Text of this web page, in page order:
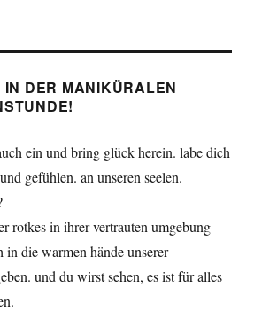
unerwartete
IN DER MANIKÜRALEN
ein und bring glück herein. labe dich
gefühlen. an unseren seelen.
rotkes in ihrer vertrauten umgebung
in die warmen hände unserer
und du wirst sehen, es ist für alles